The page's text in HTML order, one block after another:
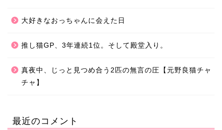
大好きなおっちゃんに会えた日
推し猫GP、3年連続1位。そして殿堂入り。
真夜中、じっと見つめ合う2匹の無言の圧【元野良猫チャ
チャ】
最近のコメント